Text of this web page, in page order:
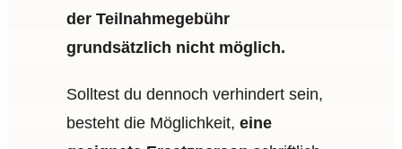
der Teilnahmegebühr
grundsätzlich nicht möglich.
Solltest du dennoch verhindert sein,
besteht die Möglichkeit, eine